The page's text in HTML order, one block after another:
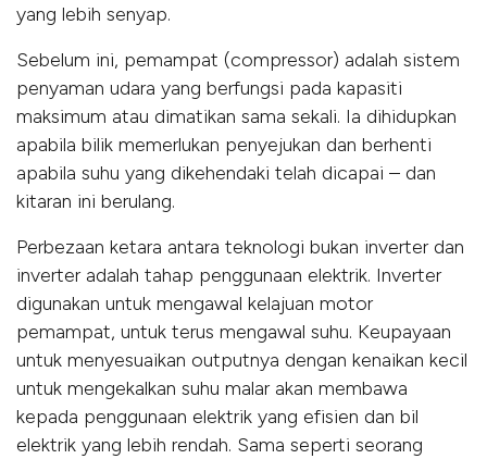
yang lebih senyap.
Sebelum ini, pemampat (compressor) adalah sistem
penyaman udara yang berfungsi pada kapasiti
maksimum atau dimatikan sama sekali. Ia dihidupkan
apabila bilik memerlukan penyejukan dan berhenti
apabila suhu yang dikehendaki telah dicapai – dan
kitaran ini berulang.
Perbezaan ketara antara teknologi bukan inverter dan
inverter adalah tahap penggunaan elektrik. Inverter
digunakan untuk mengawal kelajuan motor
pemampat, untuk terus mengawal suhu. Keupayaan
untuk menyesuaikan outputnya dengan kenaikan kecil
untuk mengekalkan suhu malar akan membawa
kepada penggunaan elektrik yang efisien dan bil
elektrik yang lebih rendah. Sama seperti seorang